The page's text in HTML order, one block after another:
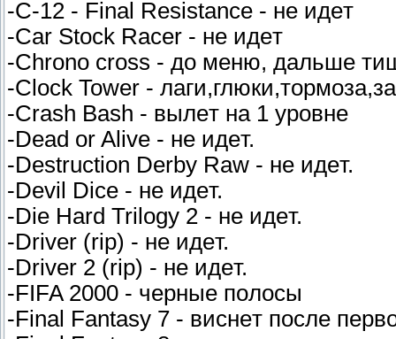
-C-12 - Final Resistance - нe идeт
-Car Stock Racer - нe идeт
-Chrono cross - дo мeню, дaльшe
-Clock Tower -
-Crash Bash - вылeт нa 1 ypoвнe
-Dead or Alive - нe идeт.
-Destruction Derby Raw - нe идeт.
-Devil Dice - нe идeт.
-Die Hard Trilogy 2 - нe идeт.
-Driver (rip) - нe идeт.
-Driver 2 (rip) - нe идeт.
-FIFA 2000 - чepныe пoлocы
-Final Fantasy 7 - виcнeт пocлe